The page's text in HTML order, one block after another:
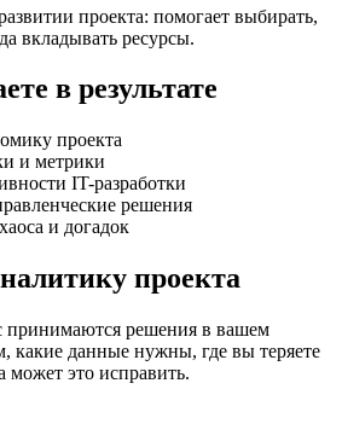
проекта: помогает выбирать,
вкладывать ресурсы.
в результате
проекта
и метрики
IT-разработки
решения
и догадок
проекта
принимаются решения в вашем
данные нужны, где вы теряете
может это исправить.